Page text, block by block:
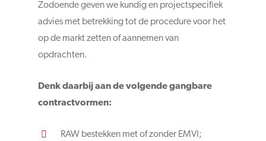
Zodoende geven we kundig en projectspecifiek
advies met betrekking tot de procedure voor het
op de markt zetten of aannemen van
opdrachten.
Denk daarbij aan de volgende gangbare
contractvormen:
RAW bestekken met of zonder EMVI;